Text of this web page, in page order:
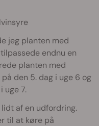
jeg planten med
endnu en
planten med
den 5. dag i uge 6 og
uge 7.
af en udfordring.
til at køre på